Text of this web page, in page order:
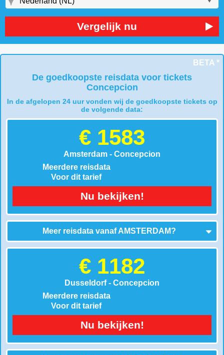
Vergelijk nu
BETA *
De goedkoopste reisdata voor tickets
Concepcion
In de afgelopen 24 uur vonden wij de goedkoopste tickets op
de volgende data:
€ 1583
Amsterdam - Concepcion
Meerdere reisdata
Voor dit tarief
Nu bekijken!
Meer reisdata vanafAMSTERDAM?
€ 1182
Dusseldorf - Concepcion
Meerdere reisdata
Voor dit tarief
Nu bekijken!